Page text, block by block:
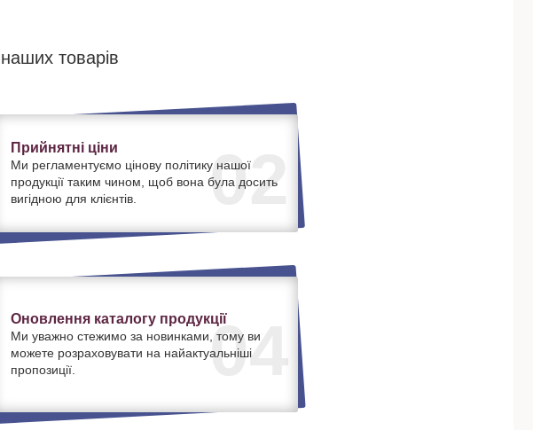
товарів
02
Прийнятні ціни
Ми регламентуємо цінову політику нашої
продукції таким чином, щоб вона була досить
вигідною для клієнтів.
04
Оновлення каталогу продукції
Ми уважно стежимо за новинками, тому ви
можете розраховувати на найактуальніші
пропозиції.